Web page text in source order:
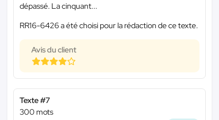
dépassé. La cinquant...
RR16-6426 a été choisi pour la rédaction de ce texte.
Avis du client
Texte #7
300 mots